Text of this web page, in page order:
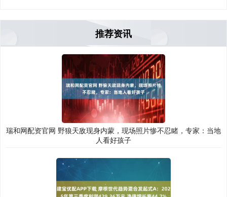
推荐资讯
瑞和网配资官网 野狼天敌现身内蒙，现场照片惨不忍睹，专家：当地
人看好孩子